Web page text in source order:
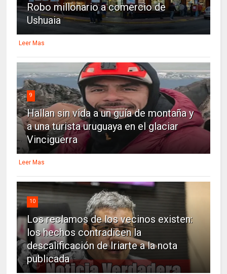
Robo millonario a comercio de
Ushuaia
Leer Mas
9
Hallan sin vida a un guía de montaña y
a una turista uruguaya en el glaciar
Vinciguerra
Leer Mas
10
Los reclamos de los vecinos existen:
los hechos contradicen la
descalificación de Iriarte a la nota
publicada